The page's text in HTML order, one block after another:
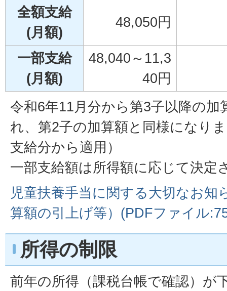
全額支給
(月額)
48,050円
一部支給
(月額)
48,040～11,3
40円
令和6年11月分から第3子以降の加
れ、第2子の加算額と同様になり
支給分から適用）
一部支給額は所得額に応じて決定
児童扶養手当に関する大切なお知
算額の引上げ等）(PDFファイル
所得の制限
前年の所得（課税台帳で確認）が